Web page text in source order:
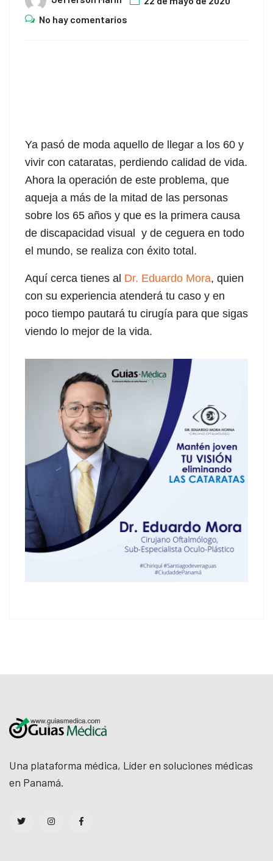
No hay comentarios
Ya pasó de moda aquello de llegar a los 60 y
vivir con cataratas, perdiendo calidad de vida.
Ahora la operación de este problema, que
aqueja a más de la mitad de las personas
sobre los 65 años y que es la primera causa
de discapacidad visual y de ceguera en todo
el mundo, se realiza con éxito total.
Aquí cerca tienes al Dr. Eduardo Mora, quien
con su experiencia atenderá tu caso y en
poco tiempo pautará tu cirugía para que sigas
viendo lo mejor de la vida.
Una plataforma médica, Líder en soluciones médicas
en Panamá.